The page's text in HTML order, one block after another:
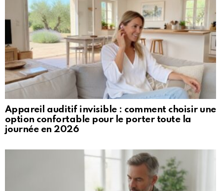
Appareil auditif invisible : comment choisir une
option confortable pour le porter toute la
journée en 2026